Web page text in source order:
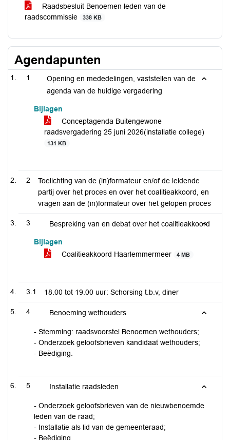
Raadsbesluit Benoemen leden van de
raadscommissie
338 KB
Agendapunten
1
Opening en mededelingen, vaststellen van de
agenda van de huidige vergadering
Bijlagen
Conceptagenda Buitengewone
raadsvergadering 25 juni 2026(installatie college)
131 KB
2
Toelichting van de (in)formateur en/of de leidende
partij over het proces en over het coalitieakkoord, en
vragen aan de (in)formateur over het gelopen proces
3 Bespreking van en debat over het coalitieakkoord
Bijlagen
Coalitieakkoord Haarlemmermeer
4 MB
3.1 18.00 tot 19.00 uur: Schorsing t.b.v, diner
4 Benoeming wethouders
- Stemming: raadsvoorstel Benoemen wethouders;
- Onderzoek geloofsbrieven kandidaat wethouders;
- Beëdiging.
5 Installatie raadsleden
- Onderzoek geloofsbrieven van de nieuwbenoemde
leden van de raad;
- Installatie als lid van de gemeenteraad;
- Beëdiging.